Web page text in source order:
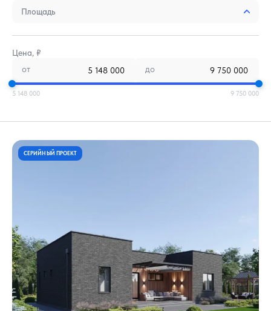
Площадь
Цена, ₽
от до
5 148 000 9 750 000
СЕРИЙНЫЙ ПРОЕКТ